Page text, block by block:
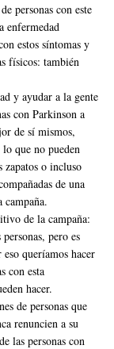
personas con este
enfermedad
estos síntomas y
físicos: también
y ayudar a la gente
con Parkinson a
de sí mismos,
que no pueden
zapatos o incluso
de una
de la campaña:
pero es
queríamos hacer
con esta
hacer.
de personas que
renuncien a su
las personas con